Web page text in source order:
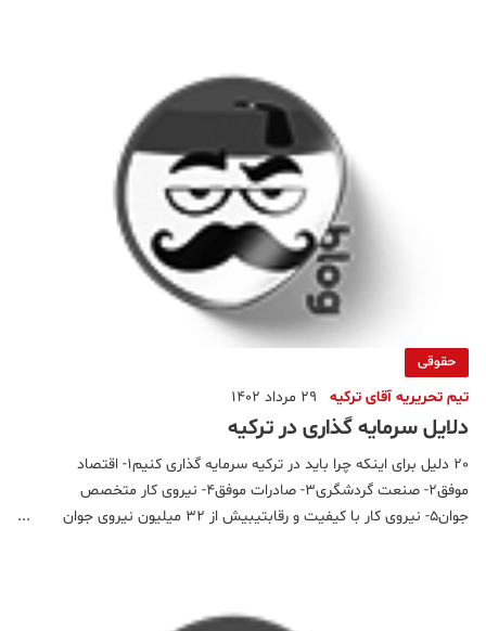
حقوقی
تیم تحریریه آقای ترکیه 29 مرداد 1402
دلایل سرمایه گذاری در ترکیه
20 دلیل برای اینکه چرا باید در ترکیه سرمایه گذاری کنیم۱- اقتصاد
موفق۲- صنعت گردشگری۳- صادرات موفق۴- نیروی کار متخصص
جوان۵- نیروی کار با کیفیت و رقابتیبیش از ۳۲ میلیون نیروی جوان